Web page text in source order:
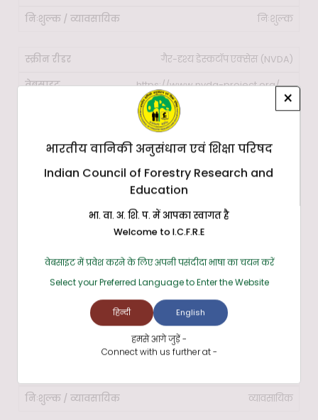
निःशुल्क
गैर-दृश्य डेस्कटॉप एक्सेस (NVDA)
https://www.nvda-project.org/
निःशुल्क
सिस्टम एक्सेस टू गो
https://www.satogo.com/
https://www.freedomscientific.com/jaws-hq.asp
व्यावसायिक
×
भारतीय वानिकी अनुसंधान एवं शिक्षा परिषद
Indian Council of Forestry Research and
Education
भा. वा. अ. शि. प. में आपका स्वागत है
Welcome to I.C.F.R.E
वेबसाइट में प्रवेश करने के लिए अपनी पसंदीदा भाषा का चयन करें
Select your Preferred Language to Enter the Website
हिन्दी English
हमसे आगे जुड़ें -
Connect with us further at -